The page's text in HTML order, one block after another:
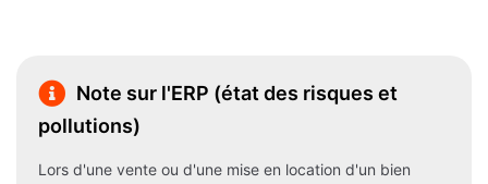
Note sur l'ERP (état des risques et
pollutions)
Lors d'une vente ou d'une mise en location d'un bien